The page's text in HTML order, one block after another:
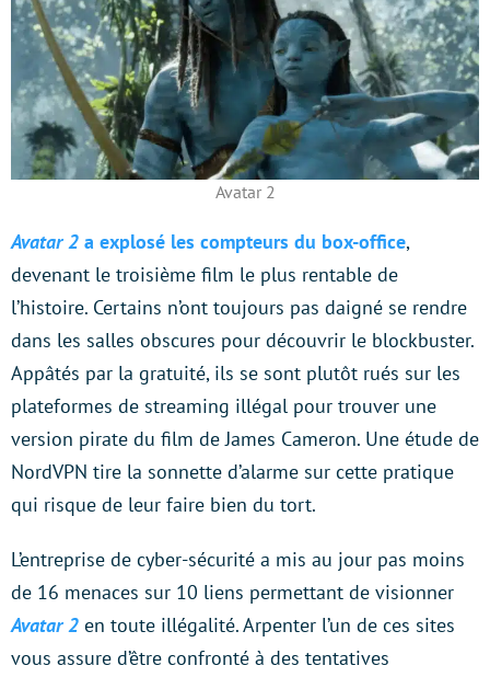
Avatar 2
Avatar 2 a explosé les compteurs du box-office,
devenant le troisième film le plus rentable de
l’histoire. Certains n’ont toujours pas daigné se rendre
dans les salles obscures pour découvrir le blockbuster.
Appâtés par la gratuité, ils se sont plutôt rués sur les
plateformes de streaming illégal pour trouver une
version pirate du film de James Cameron. Une étude de
NordVPN tire la sonnette d’alarme sur cette pratique
qui risque de leur faire bien du tort.
L’entreprise de cyber-sécurité a mis au jour pas moins
de 16 menaces sur 10 liens permettant de visionner
Avatar 2 en toute illégalité. Arpenter l’un de ces sites
vous assure d’être confronté à des tentatives